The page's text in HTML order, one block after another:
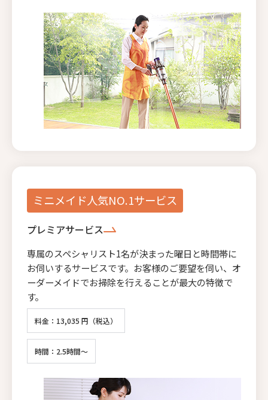
ミニメイド人気NO.1サービス
プレミアサービス
専属のスペシャリスト1名が決まった曜日と時間帯に
お伺いするサービスです。お客様のご要望を伺い、オ
ーダーメイドでお掃除を行えることが最大の特徴で
す。
料金：13,035 円（税込）
時間：2.5時間～